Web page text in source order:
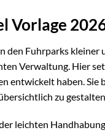
Vorlage
den Fuhrparks
Verwaltung. Hier
entwickelt haben.
zu gestalten.
leichten